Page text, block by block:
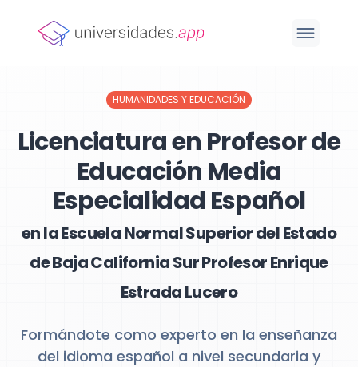
HUMANIDADES Y EDUCACIÓN
Licenciatura en Profesor de
Educación Media
Especialidad Español
en la Escuela Normal Superior del Estado
de Baja California Sur Profesor Enrique
Estrada Lucero
Formándote como experto en la enseñanza
del idioma español a nivel secundaria y